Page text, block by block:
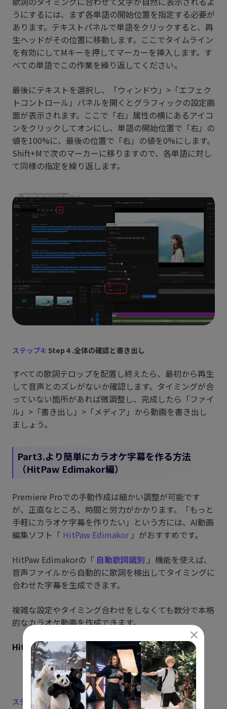
うにするには、まず各単語の開始位置を指定する必要が
あります。テキストパネルで単語をクリックすると、再
生ヘッドがその位置に移動します。ここでタイムライン
を有効にしてMキーを押してマーカーを挿入します。す
べての単語でこの作業を繰り返してください。
最後にテキストを選択し、「ウィンドウ」>「エフェク
トコントロール」パネルを開くとグラフィックの設定画
面が表示されます。ここで「右」属性の横にあるアイコ
ンをクリックしてオンにし、単語の開始位置で「右」の
値を100%に、最後の位置で「右」の値を0%にします。
Shift+Mで次のマーカーに移りますので、各単語に対し
て同様の指定を繰り返します。
ステップ4: Step 4 .全体の確認と書き出し
すべての歌詞テロップを配置し終えたら、最初から再生
して音声とのズレがないか確認します。タイミングが合
っていない箇所があれば微調整し、完成したら「ファイ
ル」>「書き出し」>「メディア」から動画を書き出し
ましょう。
Part3.より簡単にカラオケ字幕を作る方法
（HitPaw Edimakor編）
Premiere Proでの手動作成は細かい調整が可能です
が、正直なところ、時間と労力がかかります。「もっと
手軽にカラオケ字幕を作りたい」という方には、AI動画
編集ソフト「 HitPaw Edimakor 」がおすすめです。
HitPaw Edimakorの「 自動歌詞識別 」機能を使えば、
音声ファイルから自動的に歌詞を検出してタイミングに
合わせた字幕を生成できます。
複雑な設定やタイミング合わせをしなくても数分で本格
的なカラオケ動画を作成できます。
HitPaw Edimakorで簡単にカラオケ字幕を作る手順
ステップ1: 動画または音声ファイルの読み込み